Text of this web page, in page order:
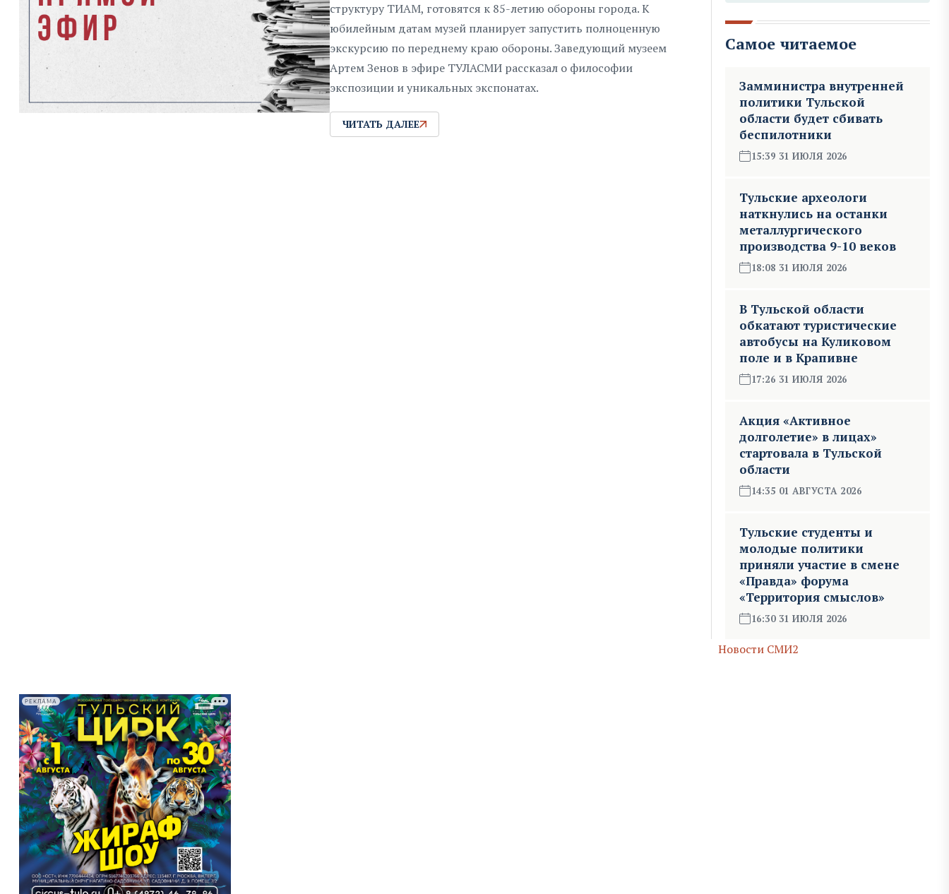
структуру ТИАМ, готовятся к 85-летию обороны города. К
юбилейным датам музей планирует запустить полноценную
экскурсию по переднему краю обороны. Заведующий музеем
Артем Зенов в эфире ТУЛАСМИ рассказал о философии
экспозиции и уникальных экспонатах.
ЧИТАТЬ ДАЛЕЕ
Самое читаемое
Замминистра внутренней
политики Тульской
области будет сбивать
беспилотники
15:39 31 ИЮЛЯ 2026
Тульские археологи
наткнулись на останки
металлургического
производства 9-10 веков
18:08 31 ИЮЛЯ 2026
В Тульской области
обкатают туристические
автобусы на Куликовом
поле и в Крапивне
17:26 31 ИЮЛЯ 2026
Акция «Активное
долголетие» в лицах»
стартовала в Тульской
области
14:35 01 АВГУСТА 2026
Тульские студенты и
молодые политики
приняли участие в смене
«Правда» форума
«Территория смыслов»
16:30 31 ИЮЛЯ 2026
Новости СМИ2
РЕКЛАМА